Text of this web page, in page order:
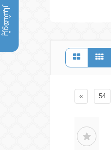
پژوهشیار
54
»